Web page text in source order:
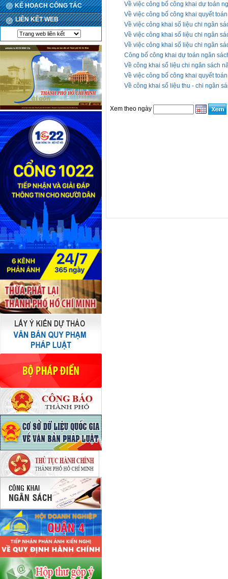
KẾ HOẠCH CÔNG TÁC
LIÊN KẾT WEB
Về việc công bố công khai dự toán
Về việc công bố công khai quyết
Về việc công khai số liệu chi ngân
Về việc công khai số liệu chi ngân
Về việc công khai số liệu chi ngân
Công bố công khai dự toán ngân
Về công khai số liệu chi ngân sách
Về việc công bố công khai quyết
Về công khai số liệu thu - chi ngân
Xem theo ngày